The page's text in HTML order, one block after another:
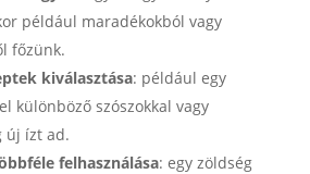
például maradékokból vagy
főzünk.
kiválasztása: például egy
különböző szószokkal vagy
új ízt ad.
felhasználása: egy zöldség